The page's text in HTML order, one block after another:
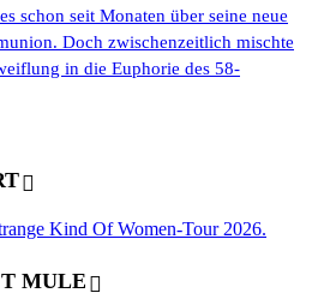
schon seit Monaten über seine neue
Doch zwischenzeitlich mischte
in die Euphorie des 58-
MULE